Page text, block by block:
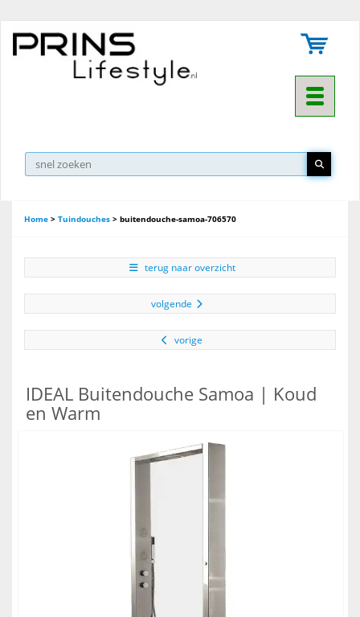
Toggle
Home > Tuindouches > buitendouche-samoa-706570
terug naar overzicht
volgende
vorige
IDEAL Buitendouche Samoa | Koud
en Warm